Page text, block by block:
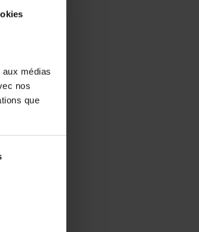
médias
nos
que